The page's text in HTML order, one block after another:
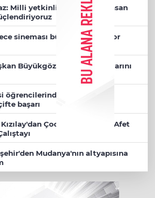
Milli yetkinlik hamlesi ile insan
sineması büyük ilgi görüyor
Büyükgöz YKS şampiyonlarını
öğrencilerinden bilim ve
başarı
Çocuklara Yönelik Afet
Mudanya'nın altyapısına